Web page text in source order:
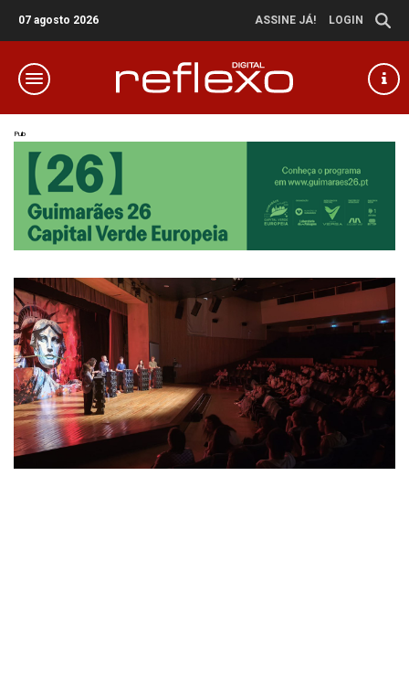
07 agosto 2026 ASSINE JÁ! LOGIN
Pub